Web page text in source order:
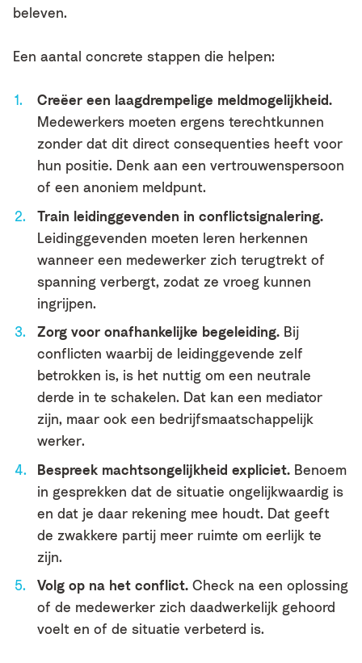
beleven.
Een aantal concrete stappen die helpen:
Creëer een laagdrempelige meldmogelijkheid.
Medewerkers moeten ergens terechtkunnen
zonder dat dit direct consequenties heeft voor
hun positie. Denk aan een vertrouwenspersoon
of een anoniem meldpunt.
Train leidinggevenden in conflictsignalering.
Leidinggevenden moeten leren herkennen
wanneer een medewerker zich terugtrekt of
spanning verbergt, zodat ze vroeg kunnen
ingrijpen.
Zorg voor onafhankelijke begeleiding.Bij
conflicten waarbij de leidinggevende zelf
betrokken is, is het nuttig om een neutrale
derde in te schakelen. Dat kan een mediator
zijn, maar ook een bedrijfsmaatschappelijk
werker.
Bespreek machtsongelijkheid expliciet.Benoem
in gesprekken dat de situatie ongelijkwaardig is
en dat je daar rekening mee houdt. Dat geeft
de zwakkere partij meer ruimte om eerlijk te
zijn.
Volg op na het conflict.Check na een oplossing
of de medewerker zich daadwerkelijk gehoord
voelt en of de situatie verbeterd is.